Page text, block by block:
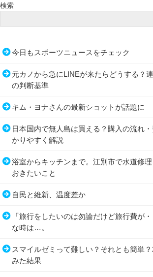
検索
今日もスポーツニュースをチェック
元カノから急にLINEが来たらどうする？
の判断基準
キム・ヨナさんの最新ショットが話題に
日本国内で無人島は買える？購入の流れ
かりやすく解説
浴室からキッチンまで。江別市で水道修
おきたいこと
自民と維新、温度差か
「旅行をしたいのは勿論だけど旅行費が
な時は…。
スマイルゼミって難しい？それとも簡単
みた結果